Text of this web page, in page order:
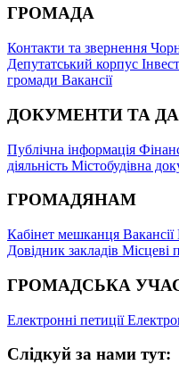
ГРОМАДА
Контакти та звернення
Депутатський корпус
громади Вакансії
ДОКУМЕНТИ ТА
Публічна інформація
діяльність Містобудівна
ГРОМАДЯНАМ
Кабінет мешканця Вакансії
Довідник закладів Місцеві
ГРОМАДСЬКА
Електронні петиції
Слідкуй за нами тут: